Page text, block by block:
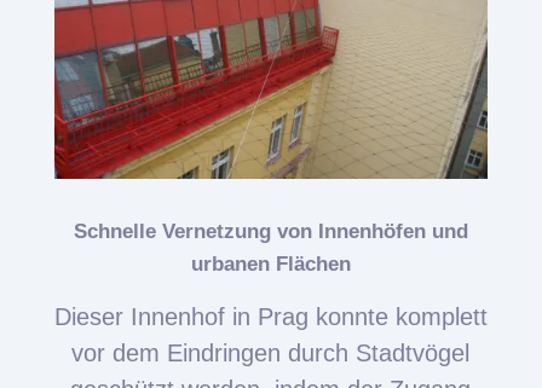
Schnelle Vernetzung von Innenhöfen und
urbanen Flächen
Dieser Innenhof in Prag konnte komplett
vor dem Eindringen durch Stadtvögel